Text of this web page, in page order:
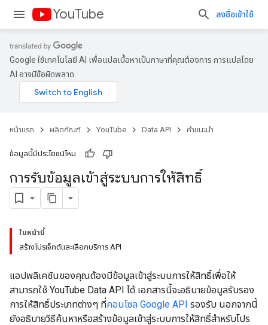
YouTube ลงชื่อเข้าใช้
Google ใช้เทคโนโลยี AI เพื่อแปลเนื้อหาเป็นภาษาที่คุณต้องการ การแปลโดย
AI อาจมีข้อผิดพลาด
หน้าแรก ผลิตภัณฑ์ YouTube Data API คำแนะนำ
ข้อมูลนี้มีประโยชน์ไหม
การรับข้อมูลเข้าสู่ระบบการให้สิทธิ์
ในหน้านี้
สร้างโปรเจ็กต์และเลือกบริการ API
แอปพลิเคชันของคุณต้องมีข้อมูลเข้าสู่ระบบการให้สิทธิ์เพื่อให้
สามารถใช้ YouTube Data API ได้ เอกสารนี้จะอธิบายข้อมูลรับรอง
การให้สิทธิ์ประเภทต่างๆ ที่คอนโซล Google API รองรับ นอกจากนี้
ยังอธิบายวิธีค้นหาหรือสร้างข้อมูลเข้าสู่ระบบการให้สิทธิ์สำหรับโปร